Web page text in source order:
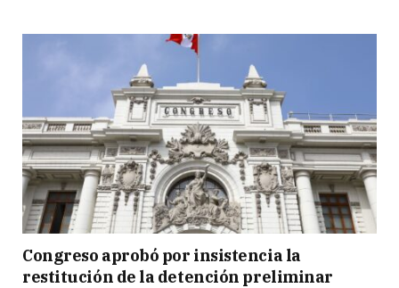
Congreso aprobó por insistencia la
restitución de la detención preliminar